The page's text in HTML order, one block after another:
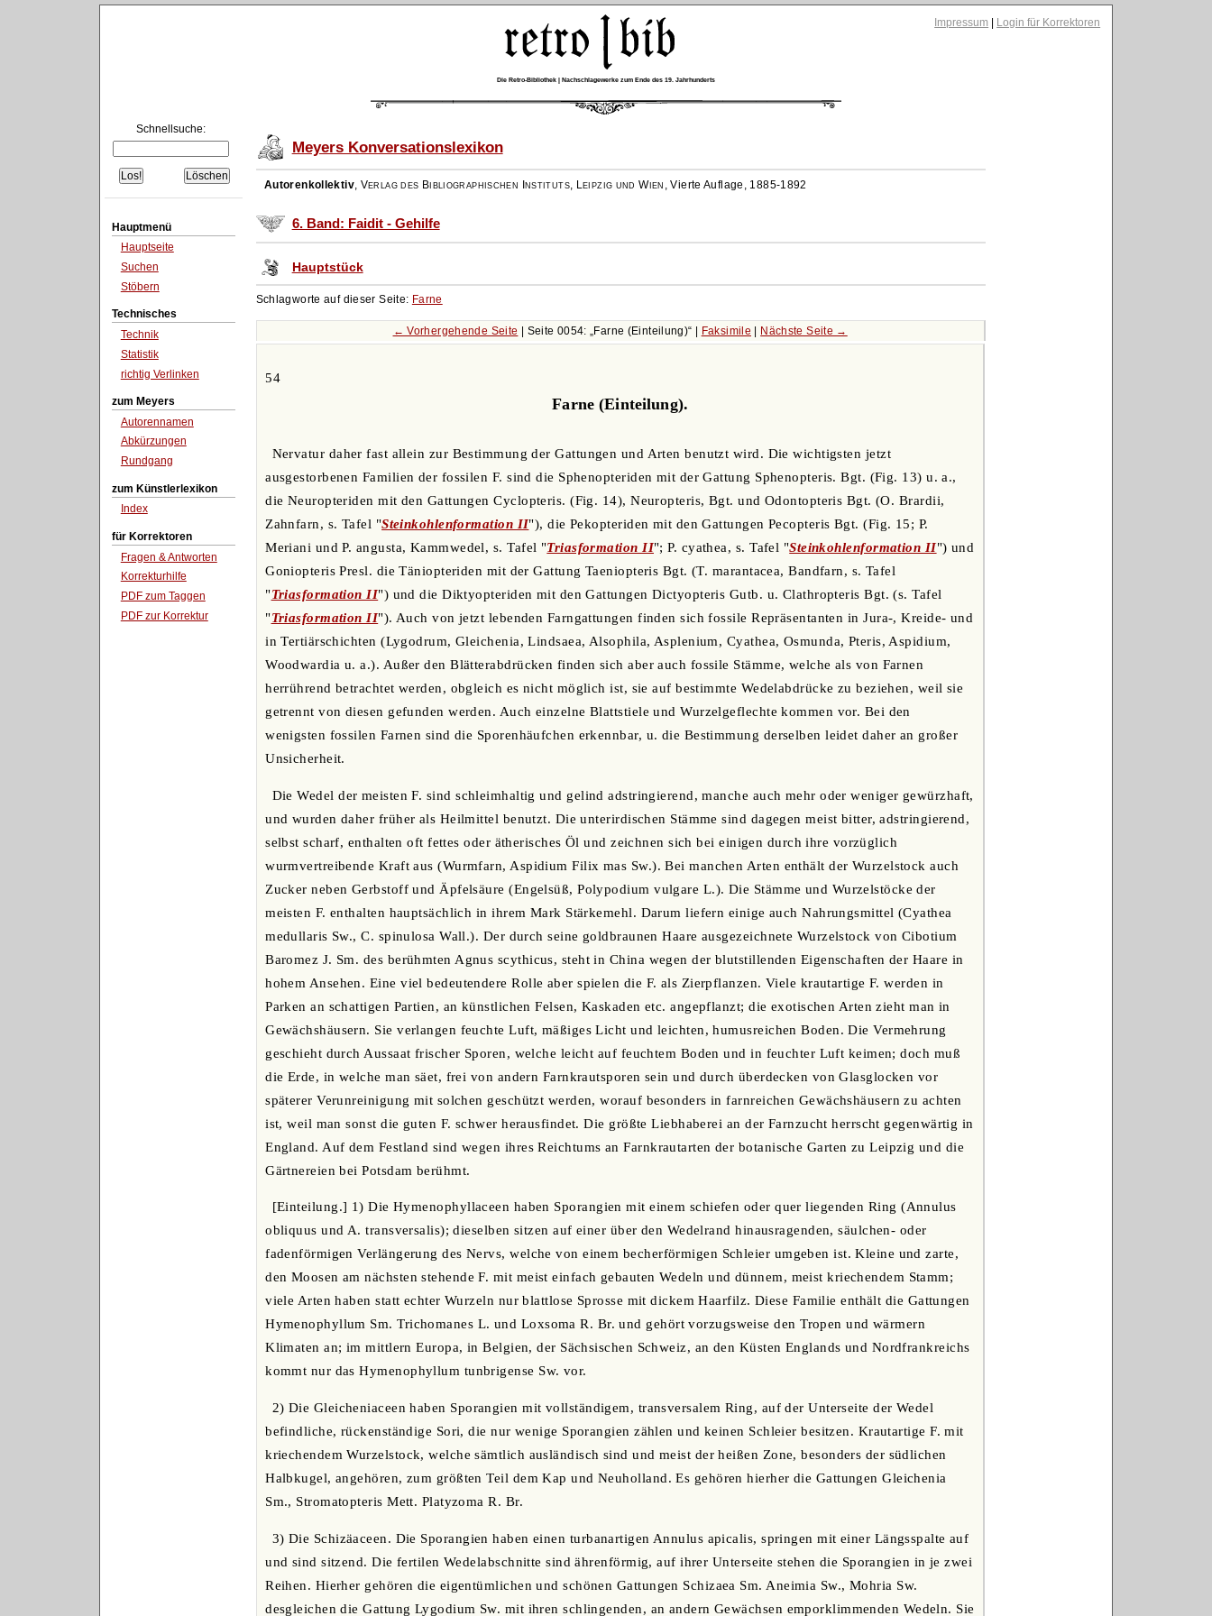
Impressum Login für Korrektoren
Die Retro-Bibliothek | Nachschlagewerke zum Ende des 19. Jahrhunderts
Schnellsuche:
Hauptmenü
Hauptseite
Suchen
Stöbern
Technisches
Technik
Statistik
richtig Verlinken
zum Meyers
Autorennamen
Abkürzungen
Rundgang
zum Künstlerlexikon
Index
für Korrektoren
Fragen & Antworten
Korrekturhilfe
PDF zum Taggen
PDF zur Korrektur
Meyers Konversationslexikon
Autorenkollektiv, Verlag des Bibliographischen Instituts, Leipzig und Wien ,Vierte Auflage, 1885-1892
6. Band: Faidit - Gehilfe
Hauptstück
Schlagworte auf dieser Seite: Farne
← Vorhergehende Seite | Seite 0054: Farne (Einteilung) Faksimile Nächste Seite →
54
Farne (Einteilung).
Nervatur daher fast allein zur Bestimmung der Gattungen und Arten benutzt wird. Die wichtigsten jetzt
ausgestorbenen Familien der fossilen F. sind die Sphenopteriden mit der Gattung Sphenopteris. Bgt. (Fig. 13) u. a.,
die Neuropteriden mit den Gattungen Cyclopteris. (Fig. 14), Neuropteris, Bgt. und Odontopteris Bgt. (O. Brardii,
Zahnfarn, s. Tafel "Steinkohlenformation II"), die Pekopteriden mit den Gattungen Pecopteris Bgt. (Fig. 15; P.
Meriani und P. angusta, Kammwedel, s. Tafel "Triasformation II"; P. cyathea, s. Tafel "Steinkohlenformation II") und
Goniopteris Presl. die Täniopteriden mit der Gattung Taeniopteris Bgt. (T. marantacea, Bandfarn, s. Tafel
"Triasformation II") und die Diktyopteriden mit den Gattungen Dictyopteris Gutb. u. Clathropteris Bgt. (s. Tafel
"Triasformation II"). Auch von jetzt lebenden Farngattungen finden sich fossile Repräsentanten in Jura-, Kreide- und
in Tertiärschichten (Lygodrum, Gleichenia, Lindsaea, Alsophila, Asplenium, Cyathea, Osmunda, Pteris, Aspidium,
Woodwardia u. a.). Außer den Blätterabdrücken finden sich aber auch fossile Stämme, welche als von Farnen
herrührend betrachtet werden, obgleich es nicht möglich ist, sie auf bestimmte Wedelabdrücke zu beziehen, weil sie
getrennt von diesen gefunden werden. Auch einzelne Blattstiele und Wurzelgeflechte kommen vor. Bei den
wenigsten fossilen Farnen sind die Sporenhäufchen erkennbar, u. die Bestimmung derselben leidet daher an großer
Unsicherheit.
Die Wedel der meisten F. sind schleimhaltig und gelind adstringierend, manche auch mehr oder weniger gewürzhaft,
und wurden daher früher als Heilmittel benutzt. Die unterirdischen Stämme sind dagegen meist bitter, adstringierend,
selbst scharf, enthalten oft fettes oder ätherisches Öl und zeichnen sich bei einigen durch ihre vorzüglich
wurmvertreibende Kraft aus (Wurmfarn, Aspidium Filix mas Sw.). Bei manchen Arten enthält der Wurzelstock auch
Zucker neben Gerbstoff und Äpfelsäure (Engelsüß, Polypodium vulgare L.). Die Stämme und Wurzelstöcke der
meisten F. enthalten hauptsächlich in ihrem Mark Stärkemehl. Darum liefern einige auch Nahrungsmittel (Cyathea
medullaris Sw., C. spinulosa Wall.). Der durch seine goldbraunen Haare ausgezeichnete Wurzelstock von Cibotium
Baromez J. Sm. des berühmten Agnus scythicus, steht in China wegen der blutstillenden Eigenschaften der Haare in
hohem Ansehen. Eine viel bedeutendere Rolle aber spielen die F. als Zierpflanzen. Viele krautartige F. werden in
Parken an schattigen Partien, an künstlichen Felsen, Kaskaden etc. angepflanzt; die exotischen Arten zieht man in
Gewächshäusern. Sie verlangen feuchte Luft, mäßiges Licht und leichten, humusreichen Boden. Die Vermehrung
geschieht durch Aussaat frischer Sporen, welche leicht auf feuchtem Boden und in feuchter Luft keimen; doch muß
die Erde, in welche man säet, frei von andern Farnkrautsporen sein und durch überdecken von Glasglocken vor
späterer Verunreinigung mit solchen geschützt werden, worauf besonders in farnreichen Gewächshäusern zu achten
ist, weil man sonst die guten F. schwer herausfindet. Die größte Liebhaberei an der Farnzucht herrscht gegenwärtig in
England. Auf dem Festland sind wegen ihres Reichtums an Farnkrautarten der botanische Garten zu Leipzig und die
Gärtnereien bei Potsdam berühmt.
[Einteilung.] 1) Die Hymenophyllaceen haben Sporangien mit einem schiefen oder quer liegenden Ring (Annulus
obliquus und A. transversalis); dieselben sitzen auf einer über den Wedelrand hinausragenden, säulchen- oder
fadenförmigen Verlängerung des Nervs, welche von einem becherförmigen Schleier umgeben ist. Kleine und zarte,
den Moosen am nächsten stehende F. mit meist einfach gebauten Wedeln und dünnem, meist kriechendem Stamm;
viele Arten haben statt echter Wurzeln nur blattlose Sprosse mit dickem Haarfilz. Diese Familie enthält die Gattungen
Hymenophyllum Sm. Trichomanes L. und Loxsoma R. Br. und gehört vorzugsweise den Tropen und wärmern
Klimaten an; im mittlern Europa, in Belgien, der Sächsischen Schweiz, an den Küsten Englands und Nordfrankreichs
kommt nur das Hymenophyllum tunbrigense Sw. vor.
2) Die Gleicheniaceen haben Sporangien mit vollständigem, transversalem Ring, auf der Unterseite der Wedel
befindliche, rückenständige Sori, die nur wenige Sporangien zählen und keinen Schleier besitzen. Krautartige F. mit
kriechendem Wurzelstock, welche sämtlich ausländisch sind und meist der heißen Zone, besonders der südlichen
Halbkugel, angehören, zum größten Teil dem Kap und Neuholland. Es gehören hierher die Gattungen Gleichenia
Sm., Stromatopteris Mett. Platyzoma R. Br.
3) Die Schizäaceen. Die Sporangien haben einen turbanartigen Annulus apicalis, springen mit einer Längsspalte auf
und sind sitzend. Die fertilen Wedelabschnitte sind ährenförmig, auf ihrer Unterseite stehen die Sporangien in je zwei
Reihen. Hierher gehören die eigentümlichen und schönen Gattungen Schizaea Sm. Aneimia Sw., Mohria Sw.
desgleichen die Gattung Lygodium Sw. mit ihren schlingenden, an andern Gewächsen emporklimmenden Wedeln. Sie